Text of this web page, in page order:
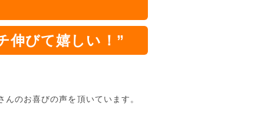
嬉しい！”
んのお喜びの声を頂いています。